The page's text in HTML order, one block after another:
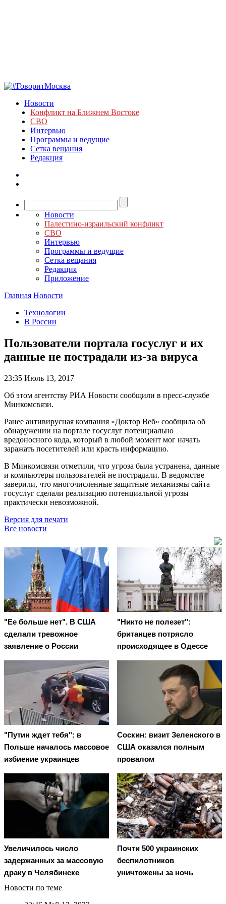
Новости
Конфликт на Ближнем Востоке
СВО
Интервью
Программы и ведущие
Сетка вещания
Редакция
Новости
Палестино-израильский конфликт
СВО
Интервью
Программы и ведущие
Сетка вещания
Редакция
Приложение
Главная Новости
Технологии
В России
Пользователи портала госуслуг и их
данные не пострадали из-за вируса
23:35 Июль 13, 2017
Об этом агентству РИА Новости сообщили в пресс-службе
Минкомсвязи.
Ранее антивирусная компания «Доктор Веб» сообщила об
обнаружении на портале госуслуг потенциально
вредоносного кода, который в любой момент мог начать
заражать посетителей или красть информацию.
В Минкомсвязи отметили, что угроза была устранена, данные
и компьютеры пользователей не пострадали. В ведомстве
заверили, что многочисленные защитные механизмы сайта
госуслуг сделали реализацию потенциальной угрозы
практически невозможной.
Версия для печати
Все новости
"Ее больше нет". В США
сделали тревожное
заявление о России
"Никто не полезет":
британцев потрясло
происходящее в Одессе
"Путин ждет тебя": в
Польше началось массовое
избиение украинцев
Соскин: визит Зеленского в
США оказался полным
провалом
Увеличилось число
задержанных за массовую
драку в Челябинске
Почти 500 украинских
беспилотников
уничтожены за ночь
Новости по теме